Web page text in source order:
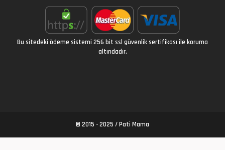
Bu sitedeki ödeme sistemi 256 bit ssl güvenlik sertifikası ile koruma
altındadır.
© 2015 - 2025 /Pati Mama